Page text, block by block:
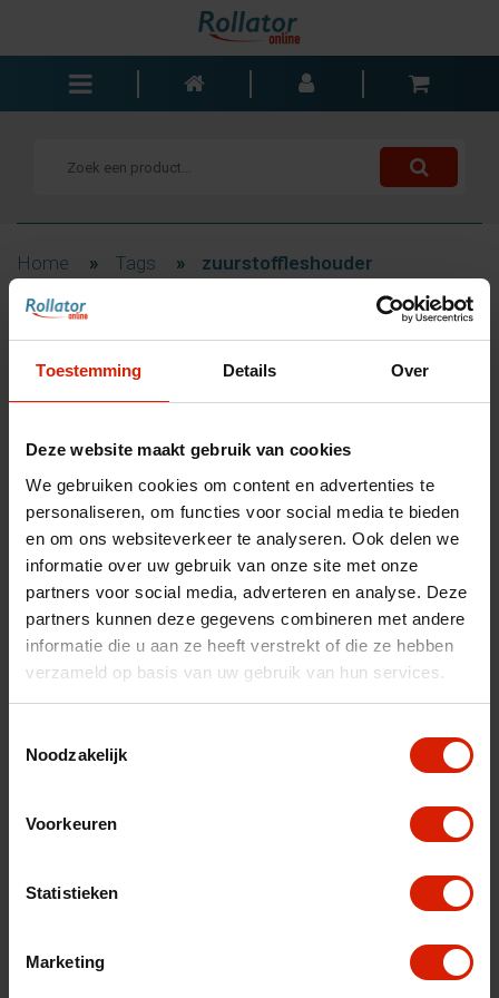
Toestemming Details Over
Deze website maakt gebruik van cookies
We gebruiken cookies om content en advertenties te
personaliseren, om functies voor social media te bieden
en om ons websiteverkeer te analyseren. Ook delen we
informatie over uw gebruik van onze site met onze
partners voor social media, adverteren en analyse. Deze
partners kunnen deze gegevens combineren met andere
informatie die u aan ze heeft verstrekt of die ze hebben
verzameld op basis van uw gebruik van hun services.
Noodzakelijk
Voorkeuren
Statistieken
Marketing
Rolstoelen
Trolleys
Bad- en slaapkamer
Accessoires
Wisselstukken
Blogs
Contact
nl
fr es
Home » Tags » zuurstoffleshouder
Filteren
Producten getagd met
zuurstoffleshouder
Sorteer op: